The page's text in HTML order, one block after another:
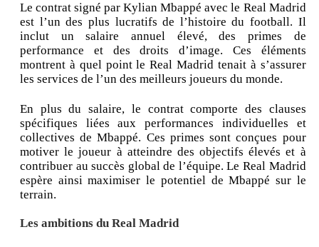
Le contrat signé par Kylian Mbappé avec le Real Madrid
est l’un des plus lucratifs de l’histoire du football. Il
inclut un salaire annuel élevé, des primes de
performance et des droits d’image. Ces éléments
montrent à quel point le Real Madrid tenait à s’assurer
les services de l’un des meilleurs joueurs du monde.
En plus du salaire, le contrat comporte des clauses
spécifiques liées aux performances individuelles et
collectives de Mbappé. Ces primes sont conçues pour
motiver le joueur à atteindre des objectifs élevés et à
contribuer au succès global de l’équipe. Le Real Madrid
espère ainsi maximiser le potentiel de Mbappé sur le
terrain.
Les ambitions du Real Madrid